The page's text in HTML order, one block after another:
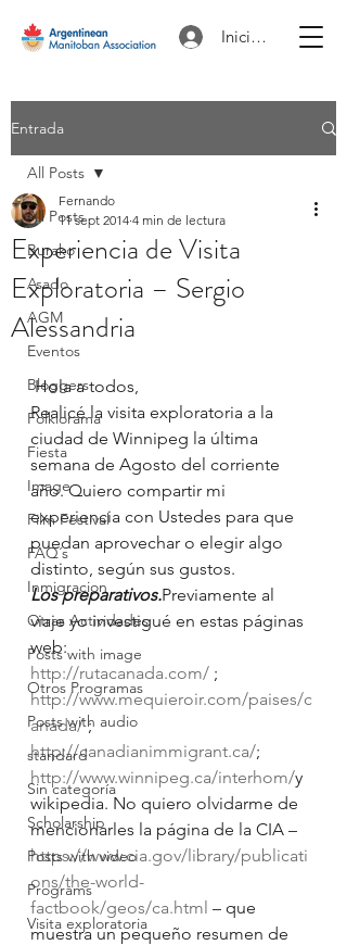
Iniciar sesión
Entrada
All Posts
Burako
Asado
AGM
Eventos
Bloggers
Folklorama
Fiesta
Image
Film Festival
FAQ´s
Inmigracion
Otras Actividades
Posts with image
Otros Programas
Posts with audio
standard
Sin categoría
Scholarship
Posts with video
Programs
Visita exploratoria
All Posts
Experiencia de Visita
Exploratoria – Sergio
Alessandria
Fernando
11 sept 2014 4 min de lectura
Hola a todos,
Realicé la visita exploratoria a la
ciudad de Winnipeg la última
semana de Agosto del corriente
año. Quiero compartir mi
experiencia con Ustedes para que
puedan aprovechar o elegir algo
distinto, según sus gustos.
Los preparativos.Previamente al
viaje yo investigué en estas páginas
web:
http://rutacanada.com/ ;
http://www.mequieroir.com/paises/c
anada/ ;
http://canadianimmigrant.ca/;
http://www.winnipeg.ca/interhom/y
wikipedia. No quiero olvidarme de
mencionarles la página de la CIA –
https://www.cia.gov/library/publicati
ons/the-world-
factbook/geos/ca.html – que
muestra un pequeño resumen de